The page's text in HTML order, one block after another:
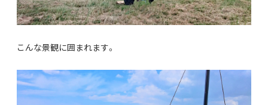
こんな景観に囲まれます。